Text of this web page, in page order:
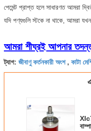
পেমেন্ট প্রাপ্ত হলে সাধারণত আমরা
যদি পণ্যগুলি স্টকে না থাকে, আমরা
আমরা শীঘ্রই আপনার
ট্যাগ: জীবাণু কর্তনকারী অংশ, কাটা